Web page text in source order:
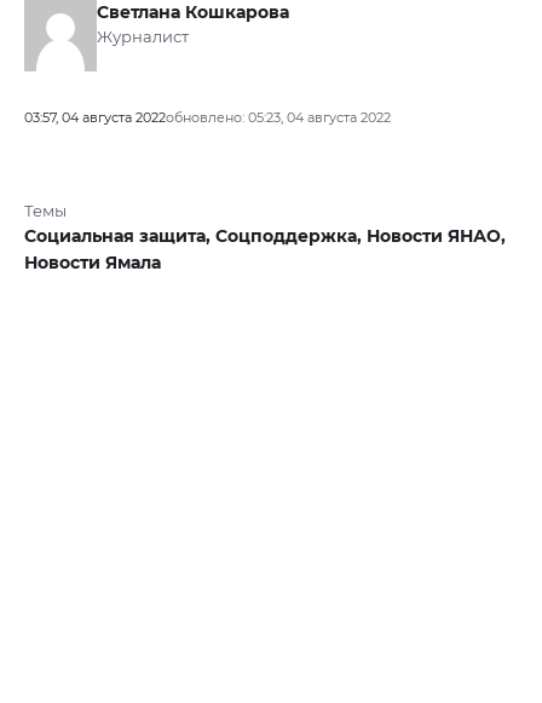
Светлана Кошкарова
Журналист
03:57, 04 августа 2022обновлено: 05:23, 04 августа 2022
Темы
Социальная защита, Соцподдержка, Новости ЯНАО,
Новости Ямала